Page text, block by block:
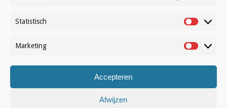
Statistisch Statistisch
Marketing
Accepteren
Afwijzen
Over Volleynews
Algemene voorwaarden |Privacy